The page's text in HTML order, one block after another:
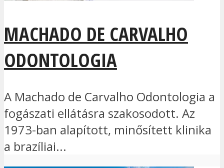
MACHADO DE CARVALHO
ODONTOLOGIA
A Machado de Carvalho Odontologia a
fogászati ellátásra szakosodott. Az
1973-ban alapított, minősített klinika
a brazíliai...